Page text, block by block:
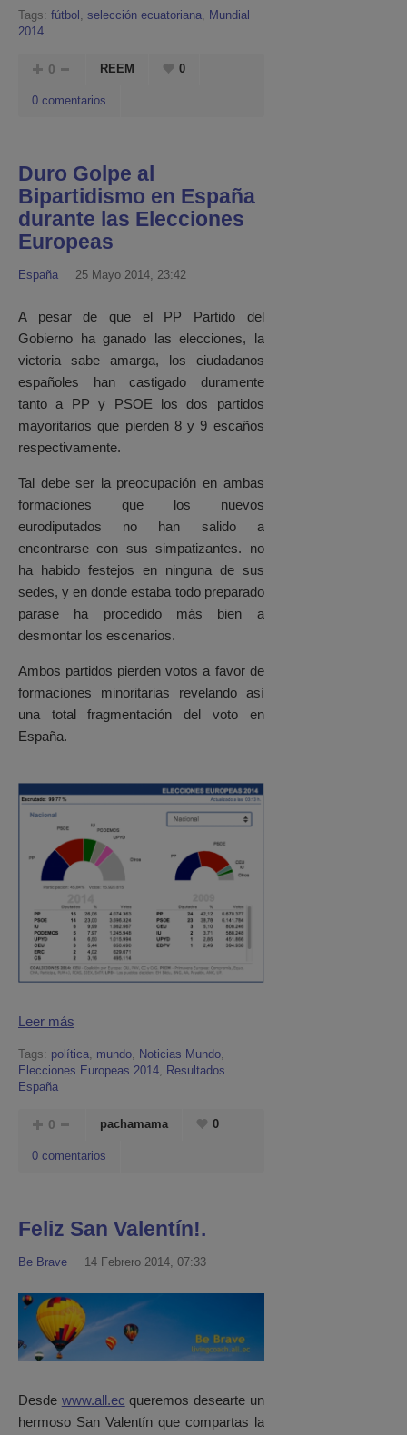
Tags: fútbol , selección ecuatoriana, Mundial
2014
0 REEM 0
0 comentarios
Duro Golpe al
Bipartidismo en España
durante las Elecciones
Europeas
España 25 Mayo 2014, 23:42
A pesar de que el PP Partido del
Gobierno ha ganado las elecciones, la
victoria sabe amarga, los ciudadanos
españoles han castigado duramente
tanto a PP y PSOE los dos partidos
mayoritarios que pierden 8 y 9 escaños
respectivamente.
Tal debe ser la preocupación en ambas
formaciones que los nuevos
eurodiputados no han salido a
encontrarse con sus simpatizantes. no
ha habido festejos en ninguna de sus
sedes, y en donde estaba todo preparado
parase ha procedido más bien a
desmontar los escenarios.
Ambos partidos pierden votos a favor de
formaciones minoritarias revelando así
una total fragmentación del voto en
España.
Leer más
Tags: política, mundo, Noticias Mundo,
Elecciones Europeas 2014, Resultados
España
0 pachamama 0
0 comentarios
Feliz San Valentín!.
Be Brave 14 Febrero 2014, 07:33
Desde www.all.ec queremos desearte un
hermoso San Valentín que compartas la